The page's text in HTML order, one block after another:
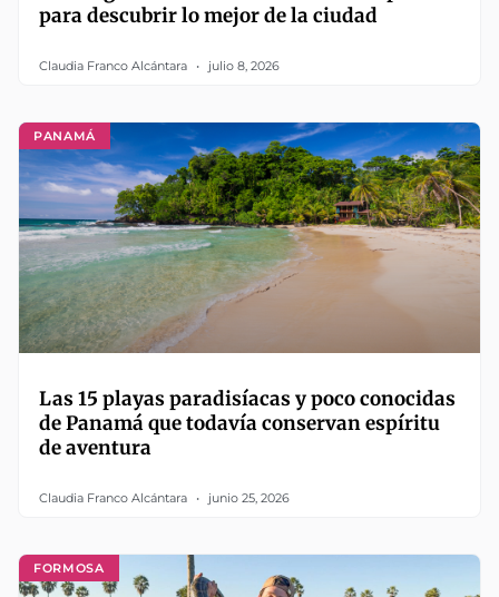
para descubrir lo mejor de la ciudad
Claudia Franco Alcántara julio 8, 2026
PANAMÁ
Las 15 playas paradisíacas y poco conocidas
de Panamá que todavía conservan espíritu
de aventura
Claudia Franco Alcántara junio 25, 2026
FORMOSA